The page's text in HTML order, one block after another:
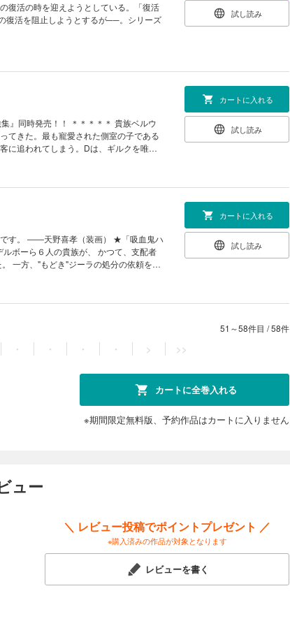
復活の時を迎えようとしている。「復活
復活を阻止しようとするが──。シリーズ
試し読み
＊＊＊ 貴族ベルウ
てきた。最も寵愛された側室の子である
に追われてしまう。Dは、ギルクを唯一
カートに入れる
試し読み
野喜孝（装画） ★「吸血鬼ハ
魔の砦 第七章 復讐劇の終幕 あとがき
カートに入れる
試し読み
51～58件目 /58件
・ ・ ・ ・ > >>
カートに全巻入れる
※期間限定無料版、予約作品はカートに入りません
ュー
＼ レビュー投稿でポイントプレゼント ／
※購入済みの作品が対象となります
レビューを書く